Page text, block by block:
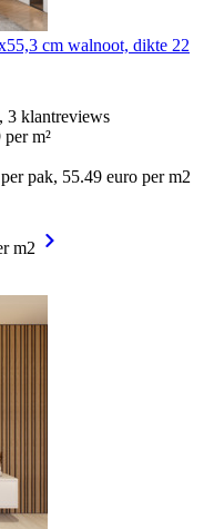
cm walnoot, dikte 22
3 klantreviews
per m²
pak, 55.49 euro per m2
m2